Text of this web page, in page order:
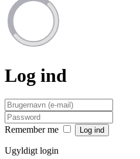
Log ind
Remember me
Ugyldigt login